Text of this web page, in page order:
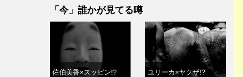
「今」誰かが見てる噂
佐伯美香×スッピン!? ユリーカ×ヤクザ!?